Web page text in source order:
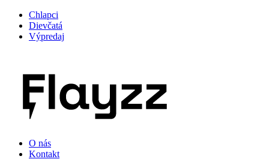
Chlapci
Dievčatá
Výpredaj
O nás
Kontakt